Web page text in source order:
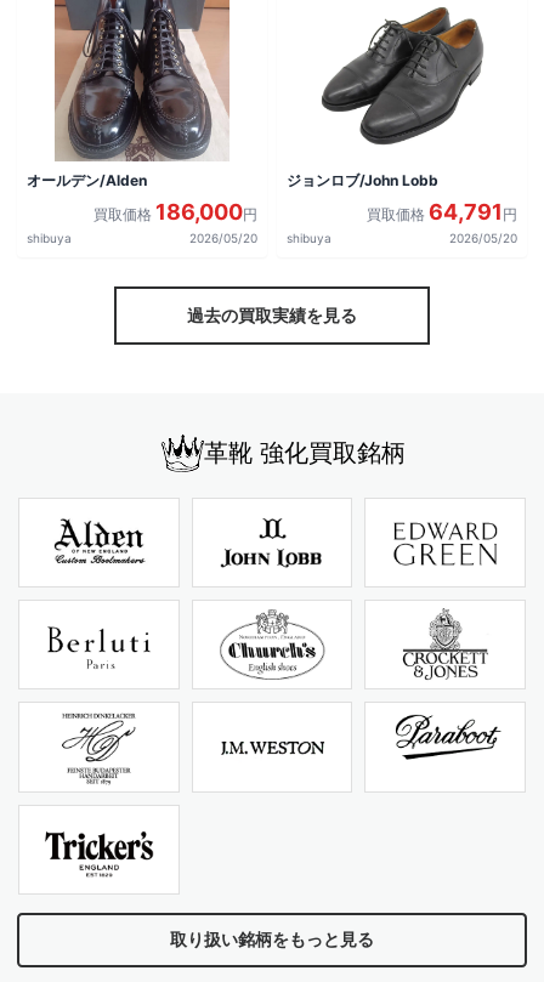
オールデン/Alden
買取価格 186,000円
shibuya 2026/05/20
ジョンロブ/John Lobb
買取価格 64,791 円
shibuya 2026/05/20
過去の買取実績を見る
革靴 強化買取銘柄
取り扱い銘柄をもっと見る